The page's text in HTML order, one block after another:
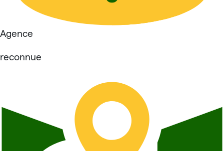
Agence
reconnue